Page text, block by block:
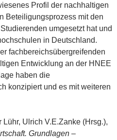
Profil der nachhaltigen
Beteiligungsprozess mit den
umgesetzt hat und
in Deutschland.
fachbereichsübergreifenden
Entwicklung an der HNEE
haben die
konzipiert und es mit weiteren
Lühr, Ulrich V.E.Zanke (Hrsg.),
Grundlagen –